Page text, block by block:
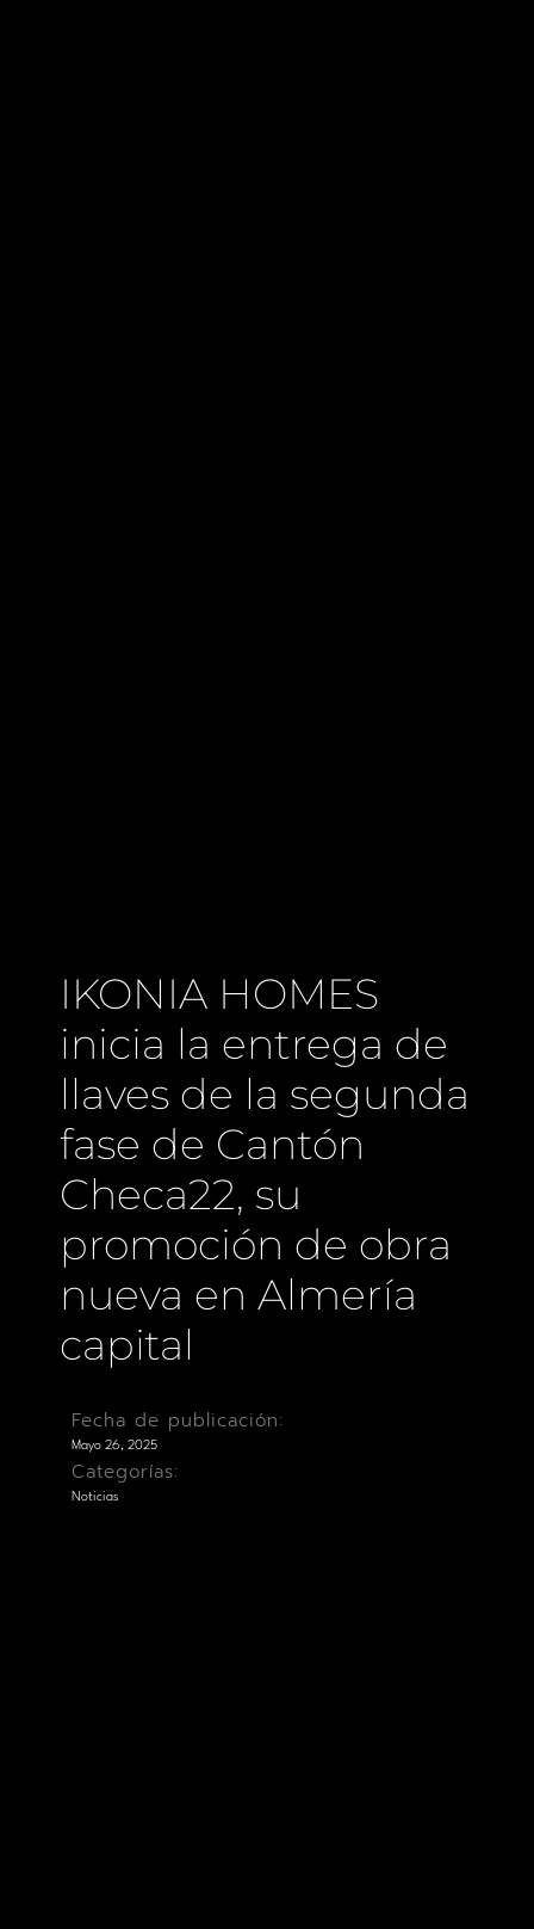
IKONIA HOMES
inicia la entrega de
llaves de la segunda
fase de Cantón
Checa22, su
promoción de obra
nueva en Almería
capital
Fecha de publicación:
Mayo 26, 2025
Categorías:
Noticias